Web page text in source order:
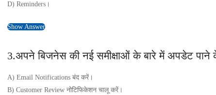
D) Reminders।
Show Answer
3.अपने बिजनेस की नई समीक्षाओं के बारे में अपडेट पाने
A) Email Notifications बंद करें।
B) Customer Review नोटिफिकेशन चालू करें।